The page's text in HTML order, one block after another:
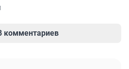
комментариев